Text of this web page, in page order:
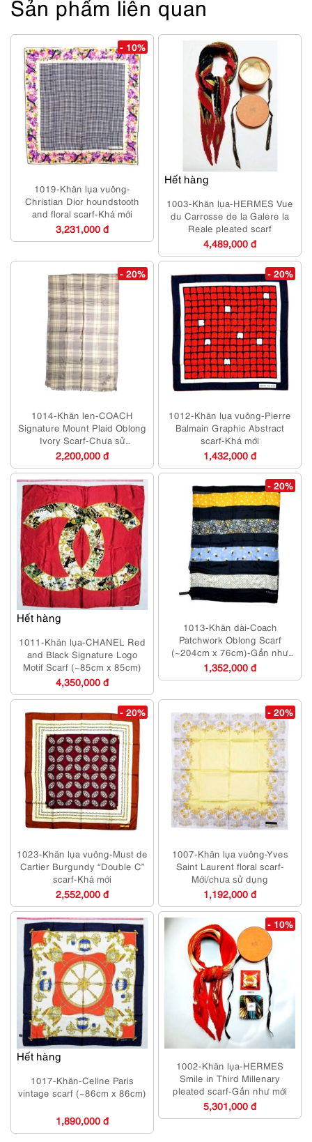
Sản phẩm liên quan
- 10%
1019-Khăn lụa vuông-
Christian Dior houndstooth
and floral scarf-Khá mới
3,231,000 đ
Hết hàng
1003-Khăn lụa-HERMES Vue
du Carrosse de la Galere la
Reale pleated scarf
4,489,000 đ
- 20%
1014-Khăn len-COACH
Signature Mount Plaid Oblong
Ivory Scarf-Chưa sử
dụng/Như mới
2,200,000 đ
- 20%
1012-Khăn lụa vuông-Pierre
Balmain Graphic Abstract
scarf-Khá mới
1,432,000 đ
Hết hàng
1011-Khăn lụa-CHANEL Red
and Black Signature Logo
Motif Scarf (~85cm x 85cm)
4,350,000 đ
- 20%
1013-Khăn dài-Coach
Patchwork Oblong Scarf
(~204cm x 76cm)-Gần như
mới
1,352,000 đ
- 20%
1023-Khăn lụa vuông-Must de
Cartier Burgundy “Double C”
scarf-Khá mới
2,552,000 đ
- 20%
1007-Khăn lụa vuông-Yves
Saint Laurent floral scarf-
Mới/chưa sử dụng
1,192,000 đ
Hết hàng
1017-Khăn-Celine Paris
vintage scarf (~86cm x 86cm)
1,890,000 đ
- 10%
1002-Khăn lụa-HERMES
Smile in Third Millenary
pleated scarf-Gần như mới
5,301,000 đ